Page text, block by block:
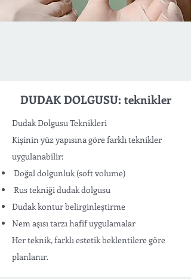
DUDAK DOLGUSU: teknikler
Dudak Dolgusu Teknikleri
Kişinin yüz yapısına göre farklı teknikler
uygulanabilir:
Doğal dolgunluk (soft volume)
Rus tekniği dudak dolgusu
Dudak kontur belirginleştirme
Nem aşısı tarzı hafif uygulamalar
Her teknik, farklı estetik beklentilere göre
planlanır.